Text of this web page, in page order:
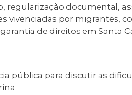
regularização documental,
vivenciadas por migrantes,
de direitos em Santa
pública para discutir as